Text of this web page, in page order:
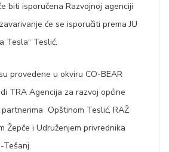
biti isporučena Razvojnoj agenciji
će se isporučiti prema JU
Tesla“ Teslić.
provedene u okviru CO-BEAR
TRA Agencija za razvoj općine
Opštinom Teslić, RAŽ
Žepče i Udruženjem privrednika
Tešanj.